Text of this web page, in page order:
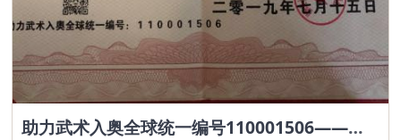
助力武术入奥全球统一编号110001506——刘涔